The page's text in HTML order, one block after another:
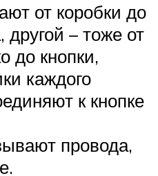
от коробки до
другой – тоже от
до кнопки,
каждого
к кнопке
провода,